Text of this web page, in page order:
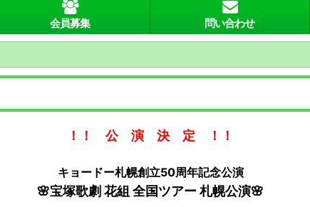
会員募集 問い合わせ
！！ 公 演 決 定 ！！
キョードー札幌創立50周年記念公演
🌸宝塚歌劇 花組 全国ツアー 札幌公演🌸